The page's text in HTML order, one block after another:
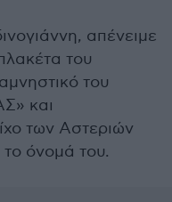
απένειμε
του
του
και
των Αστεριών
όνομά του.